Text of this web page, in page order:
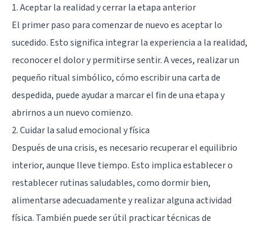
1. Aceptar la realidad y cerrar la etapa anterior
El primer paso para comenzar de nuevo es aceptar lo
sucedido. Esto significa integrar la experiencia a la realidad,
reconocer el dolor y permitirse sentir. A veces, realizar un
pequeño ritual simbólico, cómo escribir una carta de
despedida, puede ayudar a marcar el fin de una etapa y
abrirnos a un nuevo comienzo.
2. Cuidar la salud emocional y física
Después de una crisis, es necesario recuperar el equilibrio
interior, aunque lleve tiempo. Esto implica establecer o
restablecer rutinas saludables, como dormir bien,
alimentarse adecuadamente y realizar alguna actividad
física. También puede ser útil practicar técnicas de